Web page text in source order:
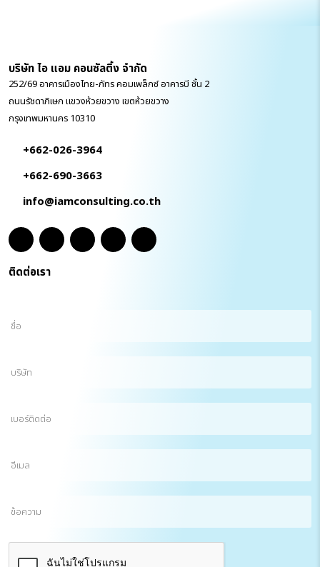
บริษัท ไอ แอม คอนซัลติ้ง จำกัด
252/69 อาคารเมืองไทย-ภัทร คอมเพล็กซ์ อาคารบี ชั้น 2
ถนนรัชดาภิเษก แขวงห้วยขวาง เขตห้วยขวาง
กรุงเทพมหานคร 10310
+662-026-3964
+662-690-3663
info@iamconsulting.co.th
ติดต่อเรา
ชื่อ
บริษัท
เบอร์
ติดต่อ
อีเมล
ข้อความ